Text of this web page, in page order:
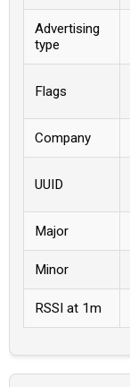
Advertising
type
Flags
Company
UUID
Major
Minor
RSSI at 1m